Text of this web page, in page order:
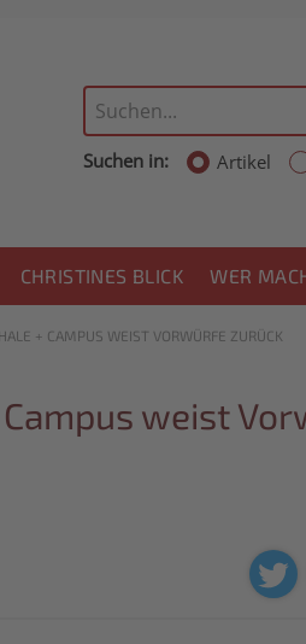
Suchen in: Artikel
CHRISTINES BLICK WER
+ CAMPUS WEIST VORWÜRFE ZURÜCK
weist